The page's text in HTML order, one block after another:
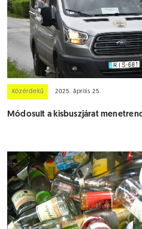
Közérdekű 2025. április 25.
Módosult a kisbuszjárat